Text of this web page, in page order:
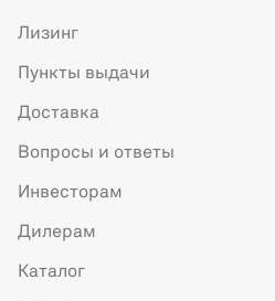
Лизинг
Пункты выдачи
Доставка
Вопросы и ответы
Инвесторам
Дилерам
Каталог